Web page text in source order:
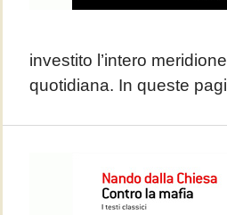
investito l’intero
quotidiana. In queste